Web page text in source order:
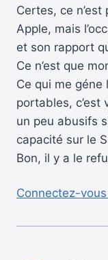
Certes, ce
Apple, mais
et son rapport
Ce n’est que
Ce qui me géne
portables, c’est
un peu abusifs
capacité sur le
Bon, il y a le
Connectez-